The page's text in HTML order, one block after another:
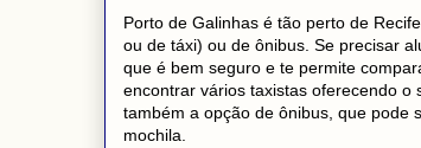
Porto de Galinhas é tão perto de
ou de táxi) ou de ônibus. Se precisar
que é bem seguro e te permite
encontrar vários taxistas oferecendo o
também a opção de ônibus, que pode
mochila.